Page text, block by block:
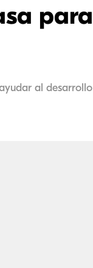
para
al desarrollo